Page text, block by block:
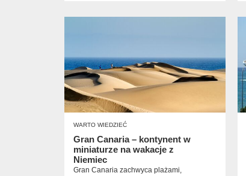
WARTO WIEDZIEĆ
Gran Canaria – kontynent w
miniaturze na wakacje z
Niemiec
Gran Canaria zachwyca plażami,